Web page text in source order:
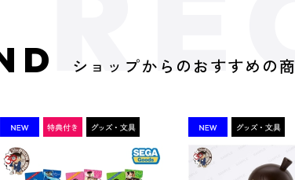
ショップからのおすすめの